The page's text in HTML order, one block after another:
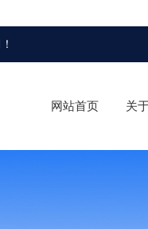
！
网站首页 关